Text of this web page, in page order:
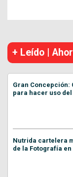
+ Leído |
Gran
para hacer uso
Nutrida cartelera
de la Fotografía en